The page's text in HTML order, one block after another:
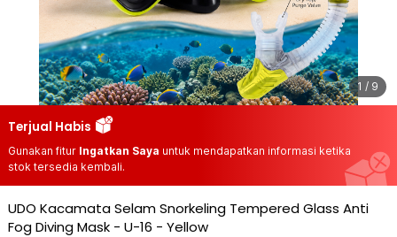
1 / 9
Terjual Habis
Gunakan fitur Ingatkan Saya untuk mendapatkan informasi ketika
stok tersedia kembali.
UDO Kacamata Selam Snorkeling Tempered Glass Anti
Fog Diving Mask - U-16 - Yellow